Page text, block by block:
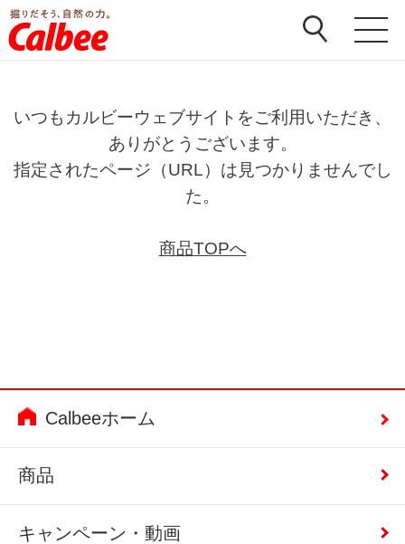
いつもカルビーウェブサイトをご利用いただき、
ありがとうございます。
指定されたページ（URL）は見つかりませんでし
た。
商品TOPへ
Calbeeホーム
商品
キャンペーン・動画